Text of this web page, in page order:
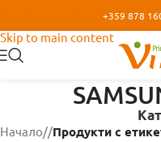
Skip to main content
+359 878
Начало/ Продукти с